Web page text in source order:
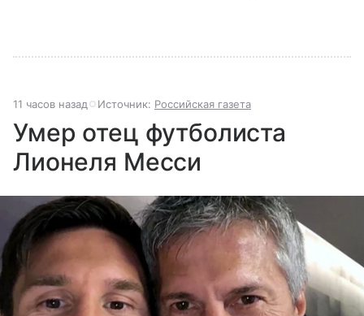
11 часов назад Источник: Российская газета
Умер отец футболиста
Лионеля Месси